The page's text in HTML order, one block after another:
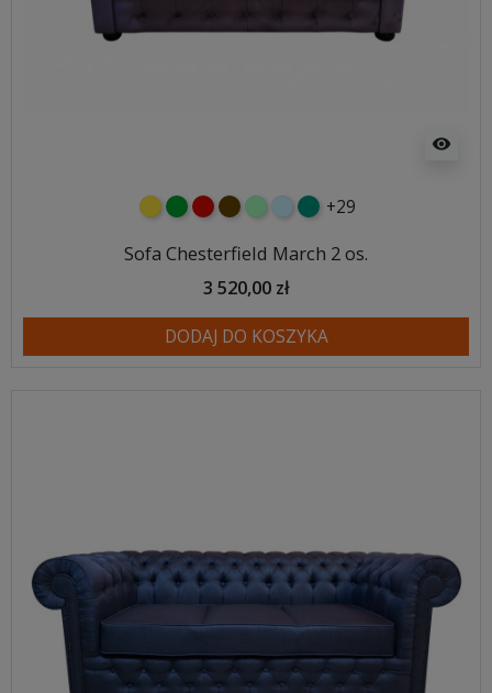
visibility
żółtyzielonyczerwony
czekoladowy
miętowybłękitny
turkusowy
+29
Sofa Chesterfield March 2 os.
3 520,00 zł
DODAJ DO KOSZYKA